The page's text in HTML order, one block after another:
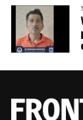
TEMAS
YA VIENE
México tiene
especies
Vacunas
en los oídos